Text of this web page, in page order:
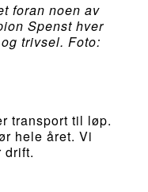
foran noen av
Spenst hver
trivsel. Foto:
transport til løp.
hele året. Vi
drift.